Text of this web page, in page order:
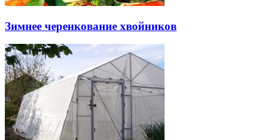
Зимнее черенкование хвойников